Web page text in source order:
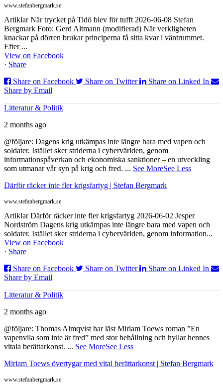
www.stefanbergmark.se
Artiklar När trycket på Tidö blev för tufft 2026-06-08 Stefan
Bergmark Foto: Gerd Altmann (modifierad) När verkligheten
knackar på dörren brukar principerna få sitta kvar i väntrummet.
Efter ...
View on Facebook
· Share
Share on Facebook
Share on Twitter
Share on Linked In
Share by Email
Litteratur & Politik
2 months ago
@följare: Dagens krig utkämpas inte längre bara med vapen och
soldater. Istället sker striderna i cybervärlden, genom
informationspåverkan och ekonomiska sanktioner – en utveckling
som utmanar vår syn på krig och fred. ... See MoreSee Less
Därför räcker inte fler krigsfartyg | Stefan Bergmark
www.stefanbergmark.se
Artiklar Därför räcker inte fler krigsfartyg 2026-06-02 Jesper
Nordström Dagens krig utkämpas inte längre bara med vapen och
soldater. Istället sker striderna i cybervärlden, genom information...
View on Facebook
· Share
Share on Facebook
Share on Twitter
Share on Linked In
Share by Email
Litteratur & Politik
2 months ago
@följare: Thomas Almqvist har läst Miriam Toews roman ”En
vapenvila som inte är fred” med stor behållning och hyllar hennes
vitala berättarkonst. ... See MoreSee Less
Miriam Toews övertygar med vital berättarkonst | Stefan Bergmark
www.stefanbergmark.se